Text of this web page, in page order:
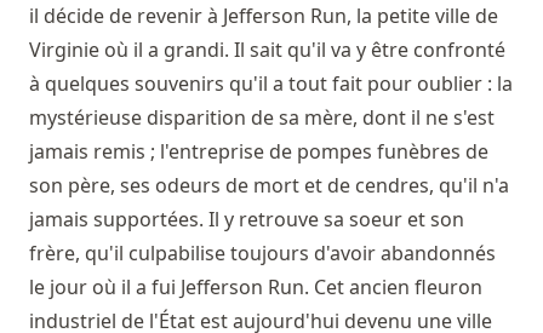
il décide de revenir à Jefferson Run, la petite ville de
Virginie où il a grandi. Il sait qu'il va y être confronté
à quelques souvenirs qu'il a tout fait pour oublier : la
mystérieuse disparition de sa mère, dont il ne s'est
jamais remis ; l'entreprise de pompes funèbres de
son père, ses odeurs de mort et de cendres, qu'il n'a
jamais supportées. Il y retrouve sa soeur et son
frère, qu'il culpabilise toujours d'avoir abandonnés
le jour où il a fui Jefferson Run. Cet ancien fleuron
industriel de l'État est aujourd'hui devenu une ville